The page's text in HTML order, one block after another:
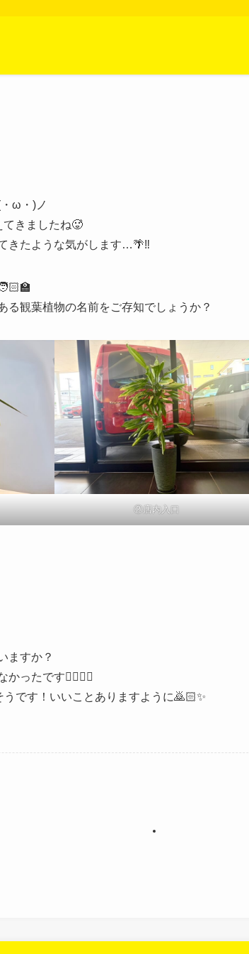
ω・)ノ
てきましたね🥵
きたような気がします…🌴‼️
る観葉植物の名前をご存知でしょうか？
②店内入口
ますか？
ったです👉🏻👈🏻
うです！いいことありますように🙇🏻✨